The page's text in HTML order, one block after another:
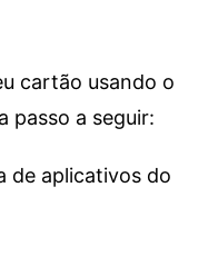
cartão usando o
passo a seguir:
de aplicativos do